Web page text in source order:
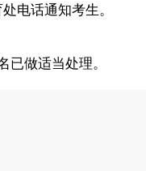
电话通知考生。
做适当处理。